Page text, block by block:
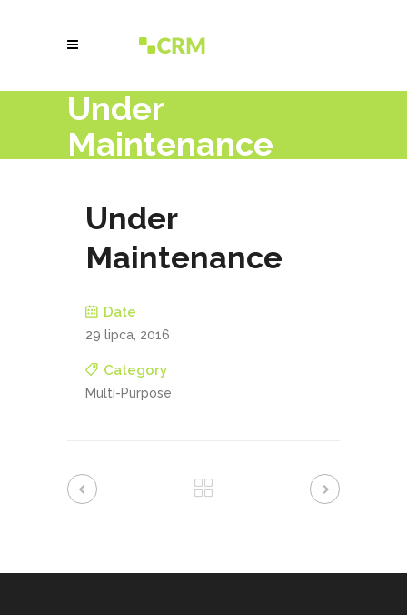
Under
Maintenance
Under
Maintenance
Date
29 lipca, 2016
Category
Multi-Purpose